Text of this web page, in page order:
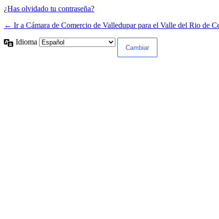
¿Has olvidado tu contraseña?
← Ir a Cámara de Comercio de Valledupar para el Valle del Rio de
Idioma